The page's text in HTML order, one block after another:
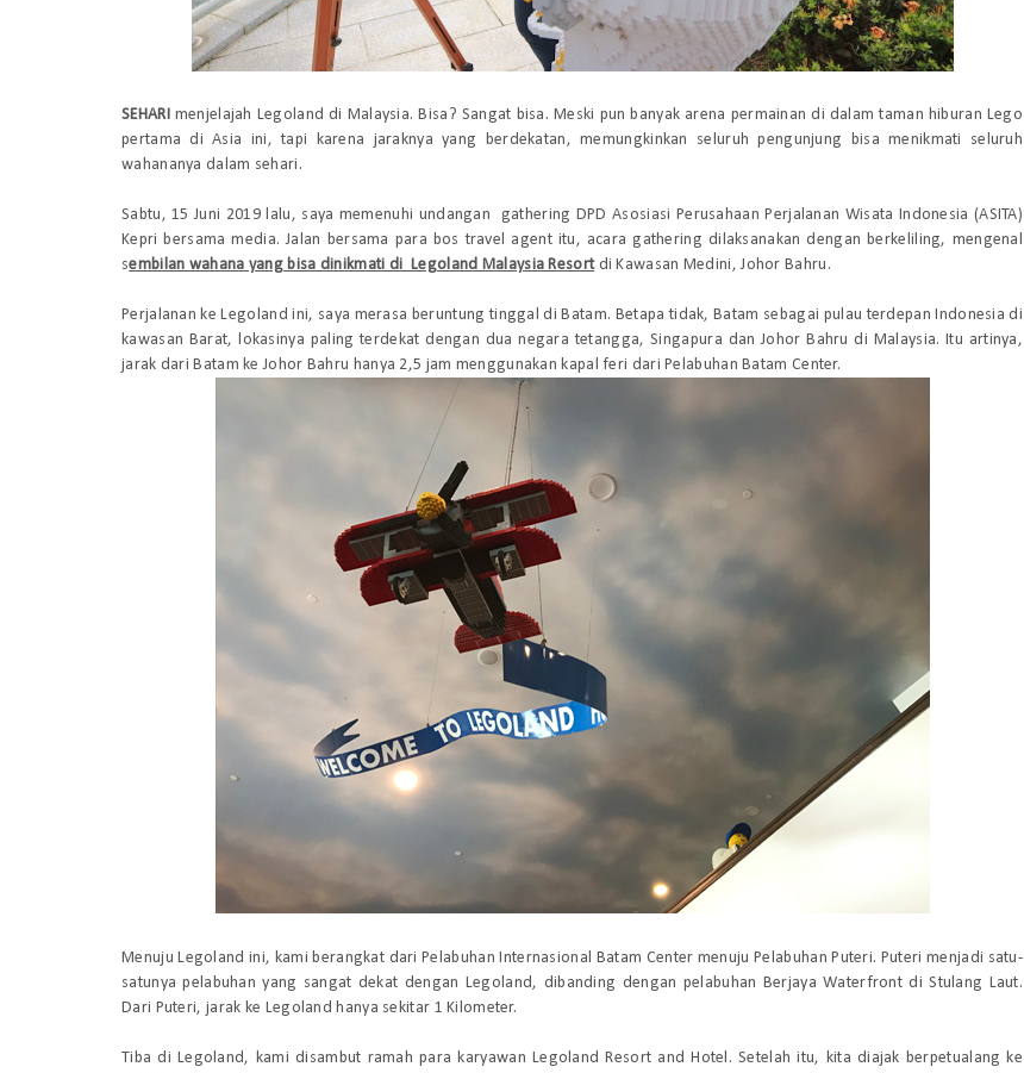
SEHARImenjelajah Legoland di Malaysia. Bisa? Sangat bisa. Meski pun banyak arena permainan di dalam taman hiburan Lego
pertama di Asia ini, tapi karena jaraknya yang berdekatan, memungkinkan seluruh pengunjung bisa menikmati seluruh
wahananya dalam sehari.
Sabtu, 15 Juni 2019 lalu, saya memenuhi undangan gathering DPD Asosiasi Perusahaan Perjalanan Wisata Indonesia (ASITA)
Kepri bersama media. Jalan bersama para bos travel agent itu, acara gathering dilaksanakan dengan berkeliling, mengenal
sembilan wahana yang bisa dinikmati di Legoland Malaysia Resortdi Kawasan Medini, Johor Bahru.
Perjalanan ke Legoland ini, saya merasa beruntung tinggal di Batam. Betapa tidak, Batam sebagai pulau terdepan Indonesia di
kawasan Barat, lokasinya paling terdekat dengan dua negara tetangga, Singapura dan Johor Bahru di Malaysia. Itu artinya,
jarak dari Batam ke Johor Bahru hanya 2,5 jam menggunakan kapal feri dari Pelabuhan Batam Center.
Menuju Legoland ini, kami berangkat dari Pelabuhan Internasional Batam Center menuju Pelabuhan Puteri. Puteri menjadi satu-
satunya pelabuhan yang sangat dekat dengan Legoland, dibanding dengan pelabuhan Berjaya Waterfront di Stulang Laut.
Dari Puteri, jarak ke Legoland hanya sekitar 1 Kilometer.
Tiba di Legoland, kami disambut ramah para karyawan Legoland Resort and Hotel. Setelah itu, kita diajak berpetualang ke